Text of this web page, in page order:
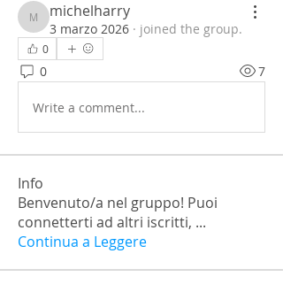
michelharry
michelharry
3 marzo 2026 · joined the group.
0
0 7
Write a comment...
Info
Benvenuto/a nel gruppo! Puoi
connetterti ad altri iscritti, ...
Continua a Leggere